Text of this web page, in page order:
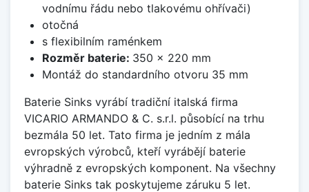
vodnímu řádu nebo tlakovému ohřívači)
otočná
s flexibilním raménkem
Rozměr baterie: 350 x 220 mm
Montáž do standardního otvoru 35 mm
Baterie Sinks vyrábí tradiční italská firma
VICARIO ARMANDO & C. s.r.l. působící na trhu
bezmála 50 let. Tato firma je jedním z mála
evropských výrobců, kteří vyrábějí baterie
výhradně z evropských komponent. Na všechny
baterie Sinks tak poskytujeme záruku 5 let.